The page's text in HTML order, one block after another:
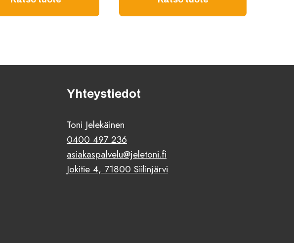
Yhteystiedot
Toni Jelekäinen
0400 497 236
asiakaspalvelu@jeletoni.fi
Jokitie 4, 71800 Siilinjärvi